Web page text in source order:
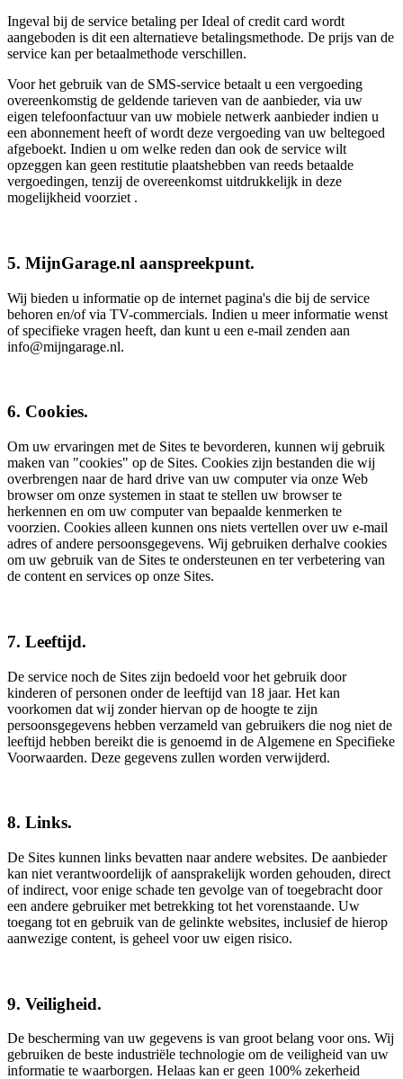
Ingeval bij de service betaling per Ideal of credit card wordt
aangeboden is dit een alternatieve betalingsmethode. De prijs van de
service kan per betaalmethode verschillen.
Voor het gebruik van de SMS-service betaalt u een vergoeding
overeenkomstig de geldende tarieven van de aanbieder, via uw
eigen telefoonfactuur van uw mobiele netwerk aanbieder indien u
een abonnement heeft of wordt deze vergoeding van uw beltegoed
afgeboekt. Indien u om welke reden dan ook de service wilt
opzeggen kan geen restitutie plaatshebben van reeds betaalde
vergoedingen, tenzij de overeenkomst uitdrukkelijk in deze
mogelijkheid voorziet .
5. MijnGarage.nl aanspreekpunt.
Wij bieden u informatie op de internet pagina's die bij de service
behoren en/of via TV-commercials. Indien u meer informatie wenst
of specifieke vragen heeft, dan kunt u een e-mail zenden aan
info@mijngarage.nl.
6. Cookies.
Om uw ervaringen met de Sites te bevorderen, kunnen wij gebruik
maken van "cookies" op de Sites. Cookies zijn bestanden die wij
overbrengen naar de hard drive van uw computer via onze Web
browser om onze systemen in staat te stellen uw browser te
herkennen en om uw computer van bepaalde kenmerken te
voorzien. Cookies alleen kunnen ons niets vertellen over uw e-mail
adres of andere persoonsgegevens. Wij gebruiken derhalve cookies
om uw gebruik van de Sites te ondersteunen en ter verbetering van
de content en services op onze Sites.
7. Leeftijd.
De service noch de Sites zijn bedoeld voor het gebruik door
kinderen of personen onder de leeftijd van 18 jaar. Het kan
voorkomen dat wij zonder hiervan op de hoogte te zijn
persoonsgegevens hebben verzameld van gebruikers die nog niet de
leeftijd hebben bereikt die is genoemd in de Algemene en Specifieke
Voorwaarden. Deze gegevens zullen worden verwijderd.
8. Links.
De Sites kunnen links bevatten naar andere websites. De aanbieder
kan niet verantwoordelijk of aansprakelijk worden gehouden, direct
of indirect, voor enige schade ten gevolge van of toegebracht door
een andere gebruiker met betrekking tot het vorenstaande. Uw
toegang tot en gebruik van de gelinkte websites, inclusief de hierop
aanwezige content, is geheel voor uw eigen risico.
9. Veiligheid.
De bescherming van uw gegevens is van groot belang voor ons. Wij
gebruiken de beste industriële technologie om de veiligheid van uw
informatie te waarborgen. Helaas kan er geen 100% zekerheid